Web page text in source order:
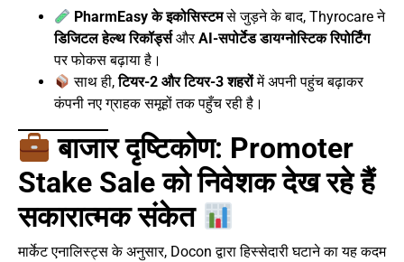
PharmEasy के इकोसिस्टमसे जुड़ने के बाद, Thyrocare ने
डिजिटल हेल्थ रिकॉर्ड्सऔरAI-सपोर्टेड डायग्नोस्टिक रिपोर्टिंग
पर फोकस बढ़ाया है।
साथ ही,टियर-2 और टियर-3 शहरोंमें अपनी पहुंच बढ़ाकर
कंपनी नए ग्राहक समूहों तक पहुँच रही है।
बाजार दृष्टिकोण: Promoter
Stake Sale को निवेशक देख रहे हैं
सकारात्मक संकेत
मार्केट एनालिस्ट्स के अनुसार, Docon द्वारा हिस्सेदारी घटाने का यह कदम